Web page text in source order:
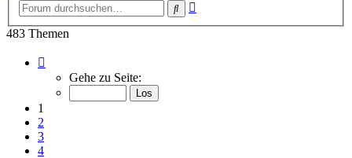
Suche
483 Themen
von
Gehe zu Seite:
1
2
3
4